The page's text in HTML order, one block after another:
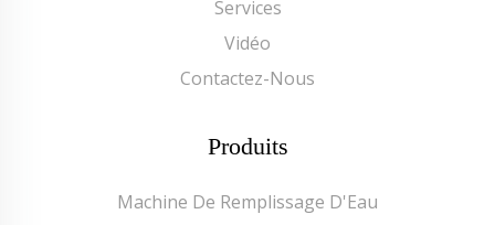
Services
Vidéo
Contactez-Nous
Produits
Machine De Remplissage D'Eau